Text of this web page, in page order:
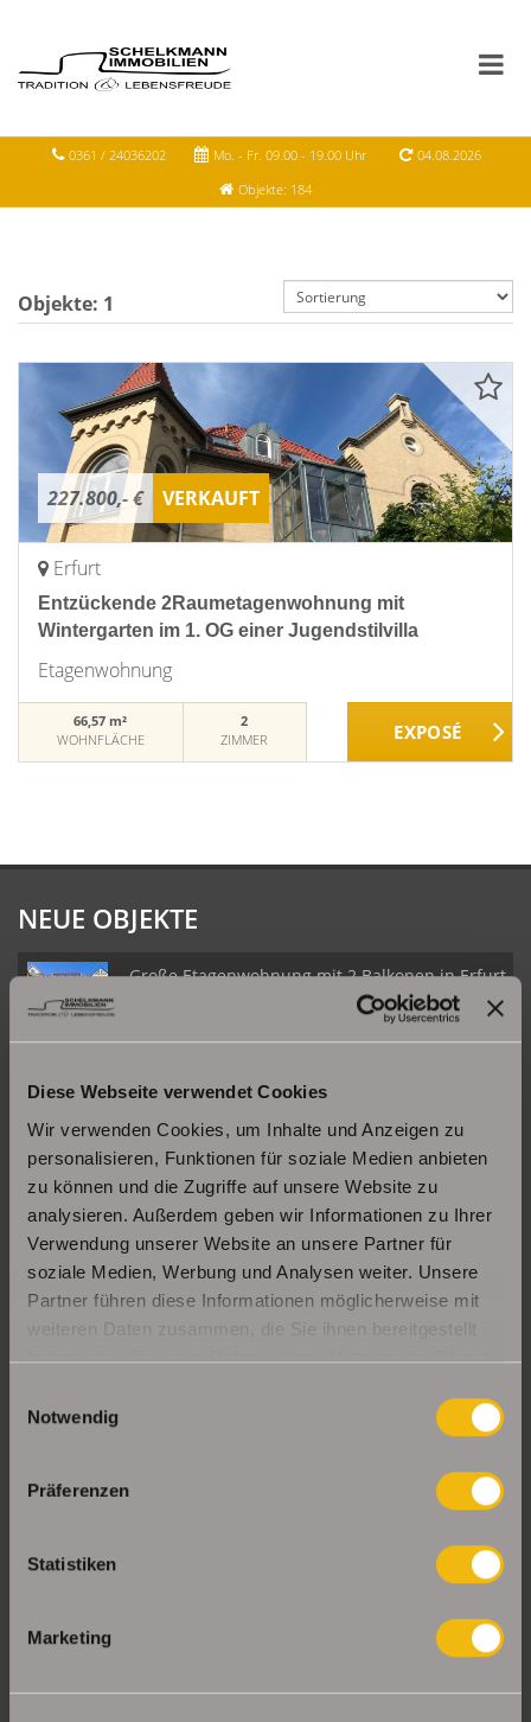
Diese Webseite verwendet Cookies
Wir verwenden Cookies, um Inhalte und Anzeigen zu
personalisieren, Funktionen für soziale Medien anbieten
zu können und die Zugriffe auf unsere Website zu
analysieren. Außerdem geben wir Informationen zu Ihrer
Verwendung unserer Website an unsere Partner für
soziale Medien, Werbung und Analysen weiter. Unsere
Partner führen diese Informationen möglicherweise mit
weiteren Daten zusammen, die Sie ihnen bereitgestellt
haben oder die sie im Rahmen Ihrer Nutzung der Dienste
Notwendig
Präferenzen
Statistiken
Marketing
0361 / 24036202 Mo. - Fr. 09.00 - 19.00 Uhr
04.08.2026
Objekte: 184
Objekte: 1
227.800,- € VERKAUFT
Erfurt
Entzückende 2Raumetagenwohnung mit
Wintergarten im 1. OG einer Jugendstilvilla
Etagenwohnung
66,57 m²
WOHNFLÄCHE
2
ZIMMER
NEUE OBJEKTE
Große Etagenwohnung mit 2 Balkonen in Erfurt
Schöne Erdgeschosswohnung mit Balkon in
Erfurt Daberstedt
Moderne, bezugsbereite 1Raumwohnung mit
Einbauküche & Stellplatz
UNSERE PARTNER & AUSZEICHNUNGEN